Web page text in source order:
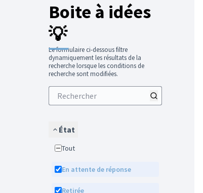
Boite à idées
💡
Le formulaire ci-dessous filtre
dynamiquement les résultats de la
recherche lorsque les conditions de
recherche sont modifiées.
État
Tout
En attente de réponse
Retirée